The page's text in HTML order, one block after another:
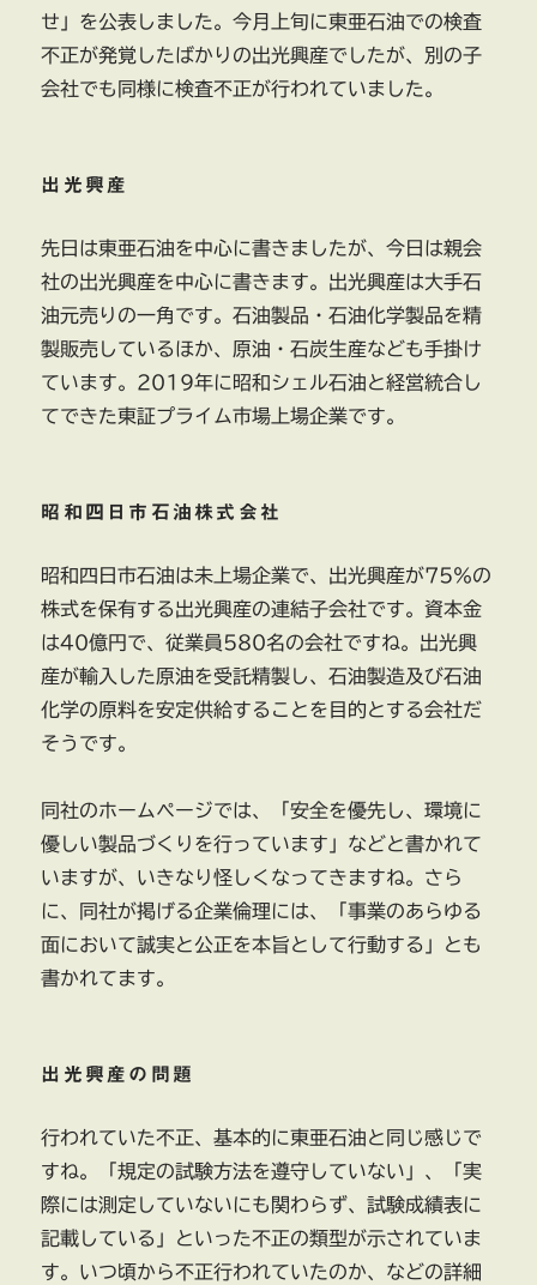
せ」を公表しました。今月上旬に東亜石油での検査
不正が発覚したばかりの出光興産でしたが、別の子
会社でも同様に検査不正が行われていました。
出光興産
先日は東亜石油を中心に書きましたが、今日は親会
社の出光興産を中心に書きます。出光興産は大手石
油元売りの一角です。石油製品・石油化学製品を精
製販売しているほか、原油・石炭生産なども手掛け
ています。2019年に昭和シェル石油と経営統合し
てできた東証プライム市場上場企業です。
昭和四日市石油株式会社
昭和四日市石油は未上場企業で、出光興産が75％の
株式を保有する出光興産の連結子会社です。資本金
は40億円で、従業員580名の会社ですね。出光興
産が輸入した原油を受託精製し、石油製造及び石油
化学の原料を安定供給することを目的とする会社だ
そうです。
同社のホームページでは、「安全を優先し、環境に
優しい製品づくりを行っています」などと書かれて
いますが、いきなり怪しくなってきますね。さら
に、同社が掲げる企業倫理には、「事業のあらゆる
面において誠実と公正を本旨として行動する」とも
書かれてます。
出光興産の問題
行われていた不正、基本的に東亜石油と同じ感じで
すね。「規定の試験方法を遵守していない」、「実
際には測定していないにも関わらず、試験成績表に
記載している」といった不正の類型が示されていま
す。いつ頃から不正行われていたのか、などの詳細